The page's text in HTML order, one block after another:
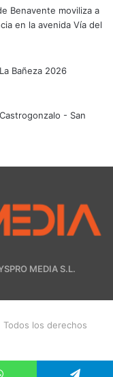
Benavente moviliza a
en la avenida Vía del
Bañeza 2026
- San
MEDIA S.L.
Todos los derechos